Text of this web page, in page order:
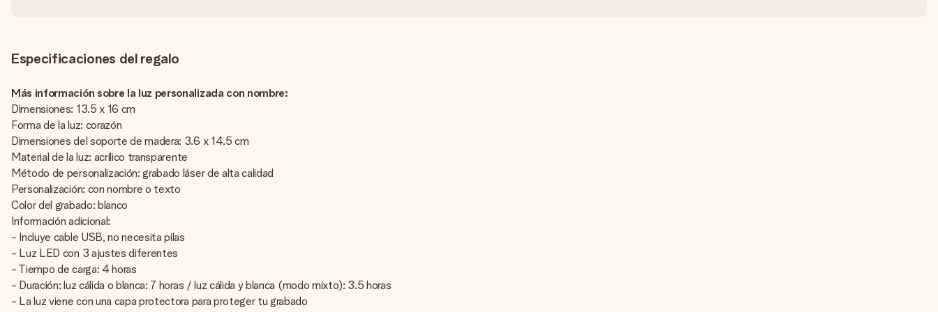
Especificaciones del regalo
Más información sobre la luz personalizada con nombre:
Dimensiones: 13.5 x 16 cm
Forma de la luz: corazón
Dimensiones del soporte de madera: 3.6 x 14.5 cm
Material de la luz: acrílico transparente
Método de personalización: grabado láser de alta calidad
Personalización: con nombre o texto
Color del grabado: blanco
Información adicional:
- Incluye cable USB, no necesita pilas
- Luz LED con 3 ajustes diferentes
- Tiempo de carga: 4 horas
- Duración: luz cálida o blanca: 7 horas / luz cálida y blanca (modo mixto): 3.5 horas
- La luz viene con una capa protectora para proteger tu grabado